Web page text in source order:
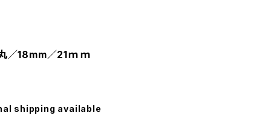
丸／18mm／21ｍｍ
shipping available